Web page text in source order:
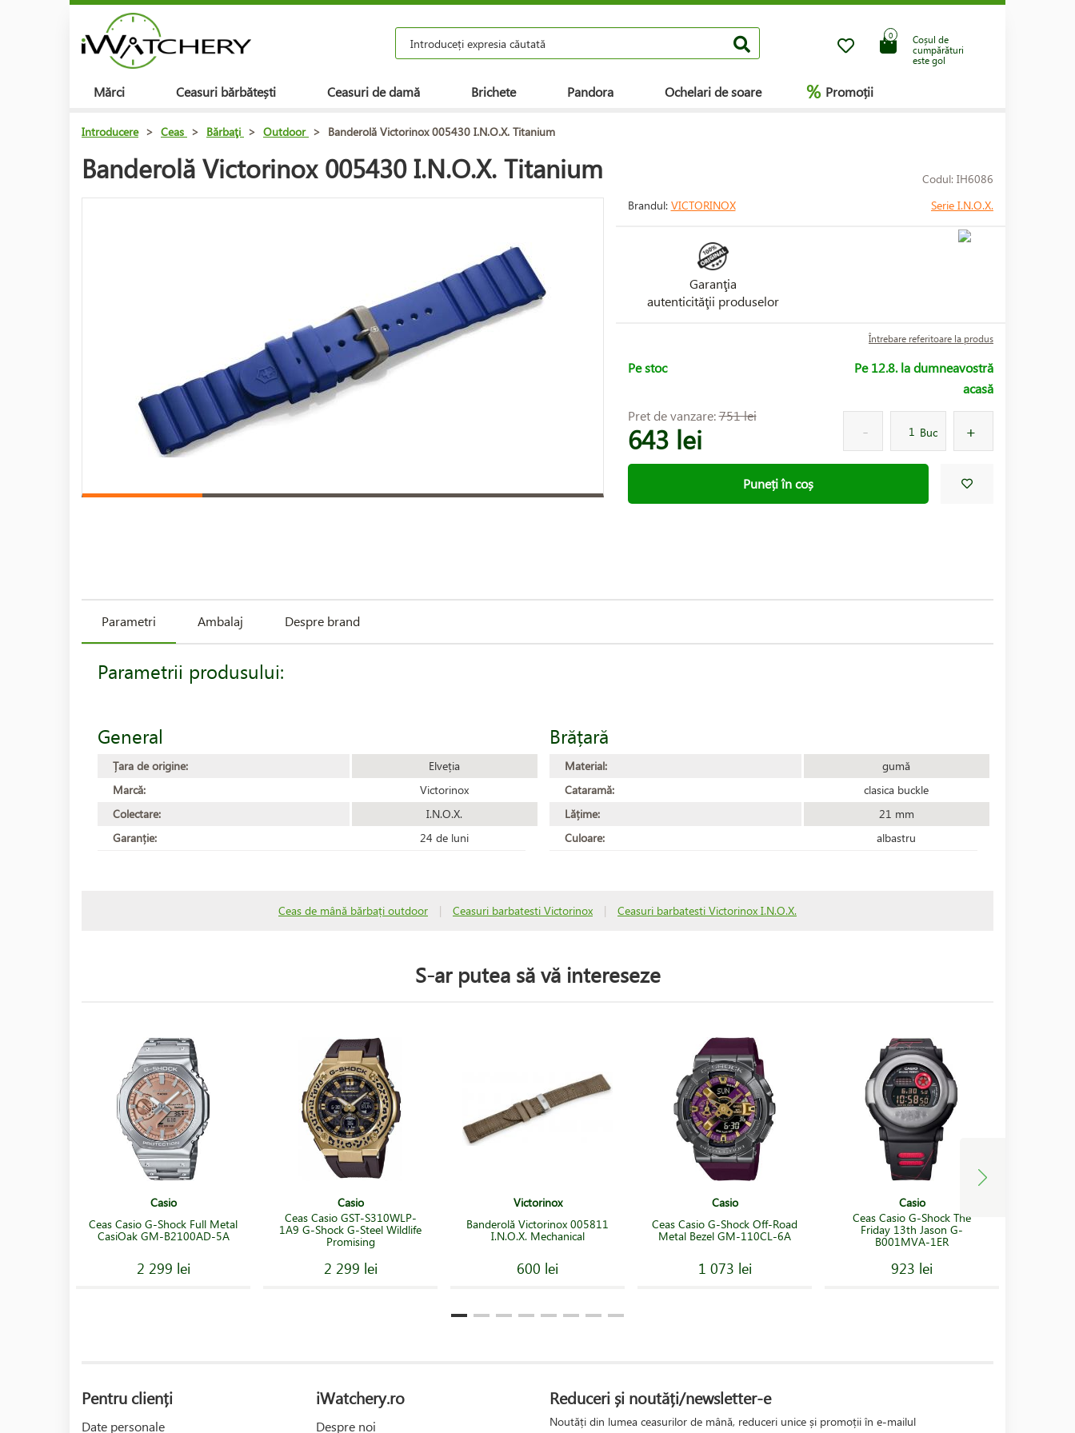
Coșul de
cumpărături
este gol
0
Mărci Ceasuri bărbătești Ceasuri de damă Brichete Pandora Ochelari de soare % Promoții
Introducere > Ceas > Bărbaţi > Outdoor > Banderolă Victorinox 005430 I.N.O.X. Titanium
Banderolă Victorinox 005430 I.N.O.X. Titanium
Codul: IH6086
Brandul: VICTORINOX Serie I.N.O.X.
Garanţia
autenticităţii produselor
Întrebare referitoare la produs
Pe stoc
Pe 12.8. la dumneavostră
acasă
Pret de vanzare:751 lei
643 lei Buc
Puneți în coș
Parametri Ambalaj Despre brand
Parametrii produsului:
General
Țara de origine:
Elveția
Marcă:
Victorinox
Colectare:
I.N.O.X.
Garanție:
24 de luni
Brățară
Material:
gumă
Cataramă:
clasica buckle
Lățime:
21 mm
Culoare:
albastru
Ceas de mână bărbați outdoor | Ceasuri barbatesti Victorinox | Ceasuri barbatesti Victorinox I.N.O.X.
S-ar putea să vă intereseze
Casio
Ceas Casio G-Shock Full Metal
CasiOak GM-B2100AD-5A
2 299 lei
Casio
Ceas Casio GST-S310WLP-
1A9 G-Shock G-Steel Wildlife
Promising
2 299 lei
Victorinox
Banderolă Victorinox 005811
I.N.O.X. Mechanical
600 lei
Casio
Ceas Casio G-Shock Off-Road
Metal Bezel GM-110CL-6A
1 073 lei
Casio
Ceas Casio G-Shock The
Friday 13th Jason G-
B001MVA-1ER
923 lei
Pentru clienți
Date personale
iWatchery.ro
Despre noi
Reduceri și noutăți/newsletter-e
Noutăți din lumea ceasurilor de mână, reduceri unice și promoții în e-mailul